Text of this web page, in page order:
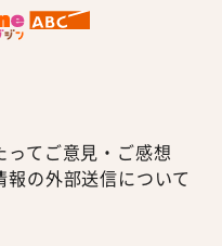
って ご意見・ご感想
報の外部送信について